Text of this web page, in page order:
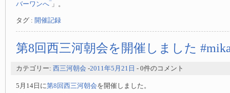
バーワンへ‾ 」。
タグ : 開催記録
第8回西三河朝会を開催しました
カテゴリー: 西三河朝会 -2011年5月21日 - 0件のコメント
5月14日に第8回西三河朝会を開催しました。